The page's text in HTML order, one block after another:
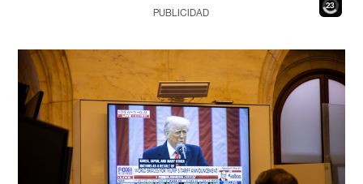
21
PUBLICIDAD